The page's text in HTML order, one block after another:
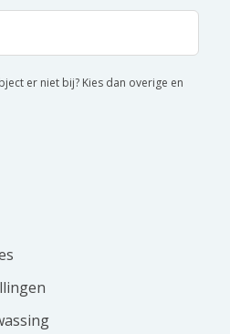
er niet bij? Kies dan overige en